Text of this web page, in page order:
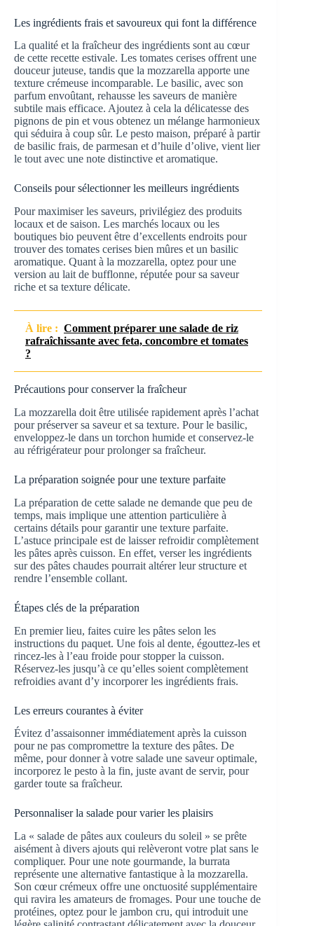
Les ingrédients frais et savoureux qui font la différence
La qualité et la fraîcheur des ingrédients sont au cœur
de cette recette estivale. Les tomates cerises offrent une
douceur juteuse, tandis que la mozzarella apporte une
texture crémeuse incomparable. Le basilic, avec son
parfum envoûtant, rehausse les saveurs de manière
subtile mais efficace. Ajoutez à cela la délicatesse des
pignons de pin et vous obtenez un mélange harmonieux
qui séduira à coup sûr. Le pesto maison, préparé à partir
de basilic frais, de parmesan et d’huile d’olive, vient lier
le tout avec une note distinctive et aromatique.
Conseils pour sélectionner les meilleurs ingrédients
Pour maximiser les saveurs, privilégiez des produits
locaux et de saison. Les marchés locaux ou les
boutiques bio peuvent être d’excellents endroits pour
trouver des tomates cerises bien mûres et un basilic
aromatique. Quant à la mozzarella, optez pour une
version au lait de bufflonne, réputée pour sa saveur
riche et sa texture délicate.
À lire : Comment préparer une salade de riz
rafraîchissante avec feta, concombre et tomates
?
Précautions pour conserver la fraîcheur
La mozzarella doit être utilisée rapidement après l’achat
pour préserver sa saveur et sa texture. Pour le basilic,
enveloppez-le dans un torchon humide et conservez-le
au réfrigérateur pour prolonger sa fraîcheur.
La préparation soignée pour une texture parfaite
La préparation de cette salade ne demande que peu de
temps, mais implique une attention particulière à
certains détails pour garantir une texture parfaite.
L’astuce principale est de laisser refroidir complètement
les pâtes après cuisson. En effet, verser les ingrédients
sur des pâtes chaudes pourrait altérer leur structure et
rendre l’ensemble collant.
Étapes clés de la préparation
En premier lieu, faites cuire les pâtes selon les
instructions du paquet. Une fois al dente, égouttez-les et
rincez-les à l’eau froide pour stopper la cuisson.
Réservez-les jusqu’à ce qu’elles soient complètement
refroidies avant d’y incorporer les ingrédients frais.
Les erreurs courantes à éviter
Évitez d’assaisonner immédiatement après la cuisson
pour ne pas compromettre la texture des pâtes. De
même, pour donner à votre salade une saveur optimale,
incorporez le pesto à la fin, juste avant de servir, pour
garder toute sa fraîcheur.
Personnaliser la salade pour varier les plaisirs
La « salade de pâtes aux couleurs du soleil » se prête
aisément à divers ajouts qui relèveront votre plat sans le
compliquer. Pour une note gourmande, la burrata
représente une alternative fantastique à la mozzarella.
Son cœur crémeux offre une onctuosité supplémentaire
qui ravira les amateurs de fromages. Pour une touche de
protéines, optez pour le jambon cru, qui introduit une